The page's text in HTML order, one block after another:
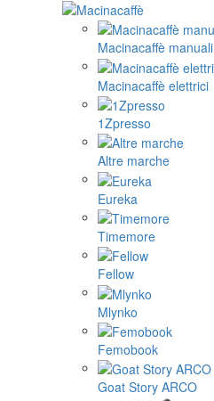
Macinacaffè manuali
Macinacaffè elettrici
1Zpresso
Altre marche
Eureka
Timemore
Fellow
Mlynko
Femobook
Goat Story ARCO